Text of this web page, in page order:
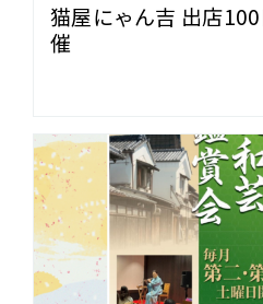
猫屋にゃん吉 出店
催